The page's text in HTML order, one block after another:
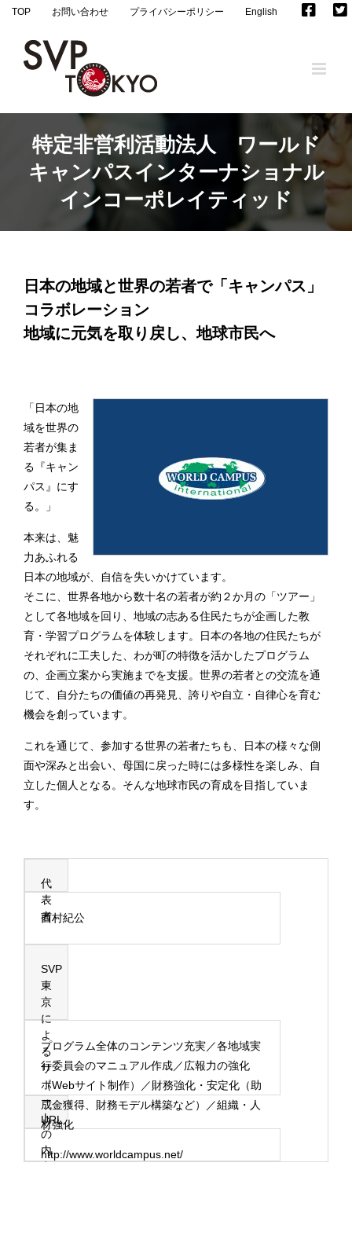
Skip
content
TOP お問い合わせ プライバシーポリシー English
特定非営利活動法人 ワールド
キャンパスインターナショナル
インコーポレイティッド
日本の地域と世界の若者で「キャンパス」
コラボレーション
地域に元気を取り戻し、地球市民へ
「日本の地
域を世界の
若者が集ま
る『キャン
パス』にす
る。」
本来は、魅
力あふれる
日本の地域が、自信を失いかけています。
そこに、世界各地から数十名の若者が約２か月の「ツアー」
として各地域を回り、地域の志ある住民たちが企画した教
育・学習プログラムを体験します。日本の各地の住民たちが
それぞれに工夫した、わが町の特徴を活かしたプログラム
の、企画立案から実施までを支援。世界の若者との交流を通
じて、自分たちの価値の再発見、誇りや自立・自律心を育む
機会を創っています。
これを通じて、参加する世界の若者たちも、日本の様々な側
面や深みと出会い、母国に戻った時には多様性を楽しみ、自
立した個人となる。そんな地球市民の育成を目指していま
す。
代
表
者
西村紀公
SVP
東
京
に
よ
る
サ
ポ
ー
ト
の
内
プログラム全体のコンテンツ充実／各地域実
行委員会のマニュアル作成／広報力の強化
（Webサイト制作）／財務強化・安定化（助
成金獲得、財務モデル構築など）／組織・人
材強化
URL
http://www.worldcampus.net/